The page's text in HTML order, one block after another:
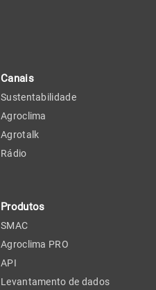
Canais
Sustentabilidade
Agroclima
Agrotalk
Rádio
Produtos
SMAC
Agroclima PRO
API
Levantamento de dados